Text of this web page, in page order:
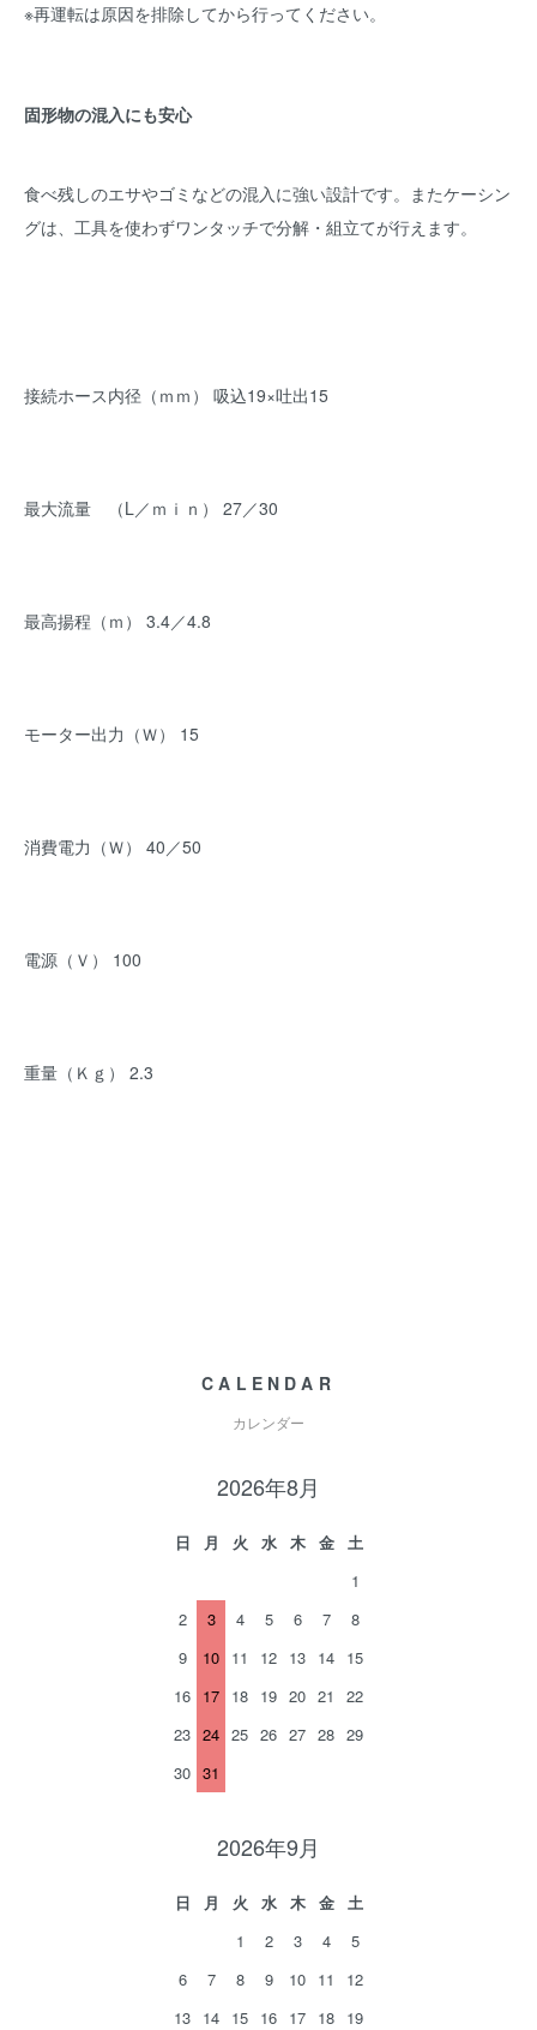
※再運転は原因を排除してから行ってください。
固形物の混入にも安心
食べ残しのエサやゴミなどの混入に強い設計です。またケーシン
グは、工具を使わずワンタッチで分解・組立てが行えます。
接続ホース内径（ｍｍ） 吸込19×吐出15
最大流量 （L／ｍｉｎ） 27／30
最高揚程（ｍ） 3.4／4.8
モーター出力（Ｗ） 15
消費電力（Ｗ） 40／50
電源（Ｖ） 100
重量（Ｋｇ） 2.3
CALENDAR
カレンダー
2026年8月
日 月 火 水 木 金
土
1
2
3 4 5 6 7
8
9
10 11 12 13 14 15
16 17 18 19 20 21
22
23 24 25 26 27 28 29
30 31
2026年9月
日 月 火 水 木 金
土
1
2 3 4
5
6
7 8 9 10 11
12
13 14 15 16 17 18 19